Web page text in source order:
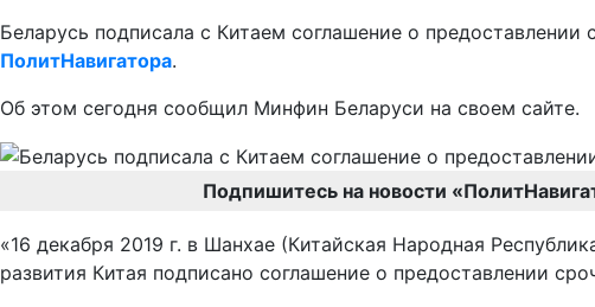
Беларусь подписала с Китаем соглашение о
ПолитНавигатора.
Об этом сегодня сообщил Минфин Беларуси на своем сайте.
Подпишитесь на новости
«16 декабря 2019 г. в Шанхае (Китайская Народная
развития Китая подписано соглашение о предоставлении